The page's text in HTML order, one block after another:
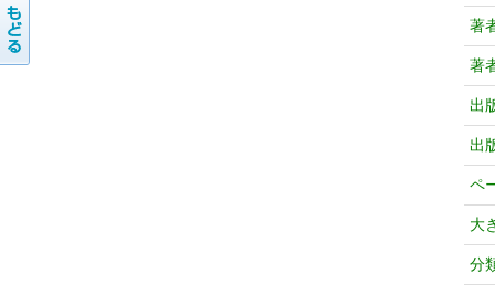
著
著
出
出
ペ
大
分